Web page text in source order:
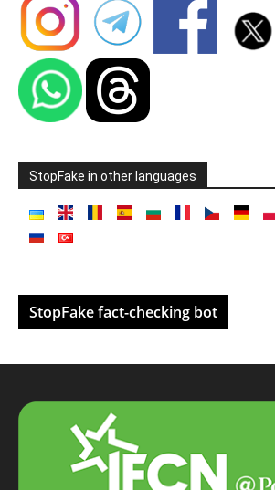
StopFake in other languages
StopFake fact-checking bot